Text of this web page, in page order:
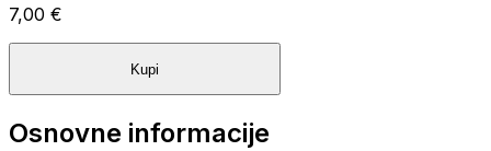
7,00 €
Kupi
Osnovne informacije